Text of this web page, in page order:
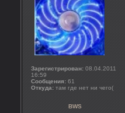
Зарегистрирован: 08.04.2011
16:59
Сообщения: 61
Откуда: там где нет ни чего(
BWS